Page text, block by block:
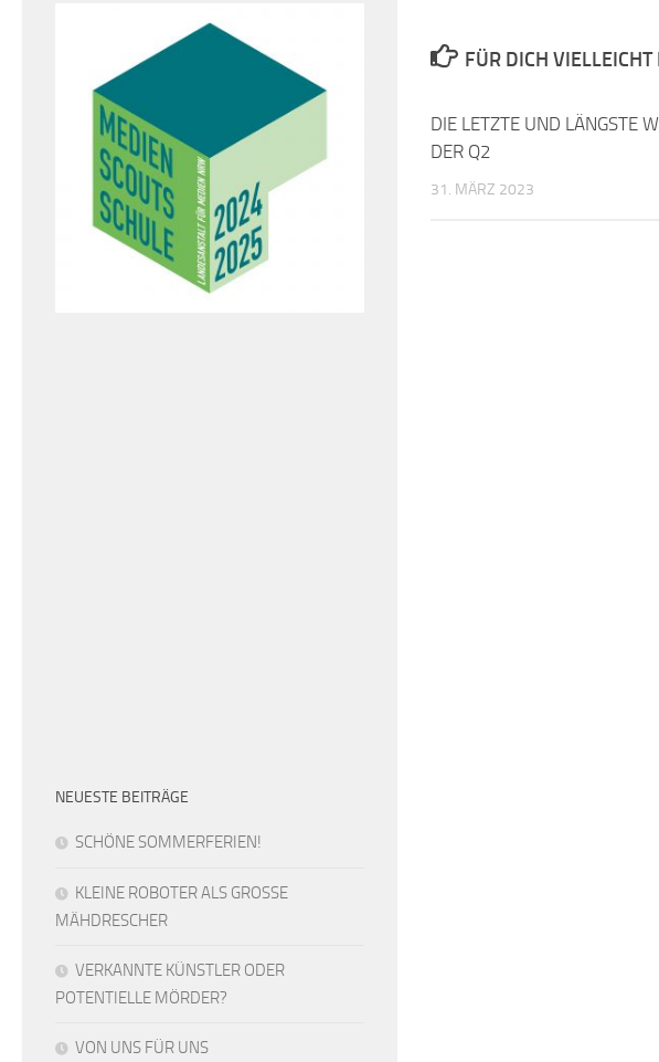
FÜR DICH
DIE LETZTE UND LÄNGSTE
DER Q2
31. MÄRZ 2023
NEUESTE BEITRÄGE
SCHÖNE SOMMERFERIEN!
KLEINE ROBOTER ALS GROSSE
MÄHDRESCHER
VERKANNTE KÜNSTLER ODER
POTENTIELLE MÖRDER?
VON UNS FÜR UNS